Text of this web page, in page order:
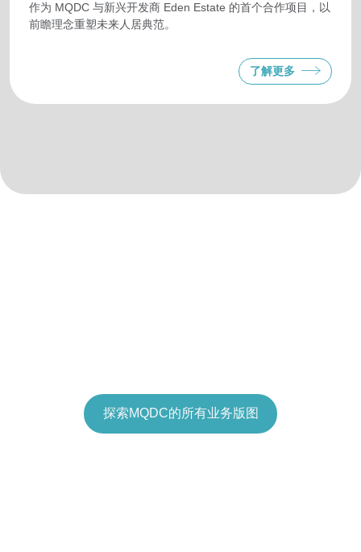
作为 MQDC 与新兴开发商 Eden Estate 的首个合作项目，以
前瞻理念重塑未来人居典范。
了解更多
探索MQDC的所有业务版图